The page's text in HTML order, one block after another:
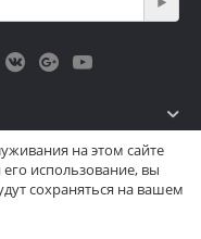
на этом сайте
использование, вы
сохраняться на вашем